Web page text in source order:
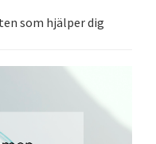
som hjälper dig